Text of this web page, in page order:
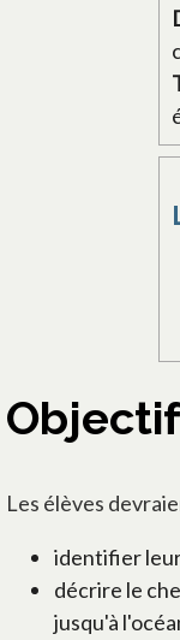
Les élèves
identifier
décrire le
jusqu'à